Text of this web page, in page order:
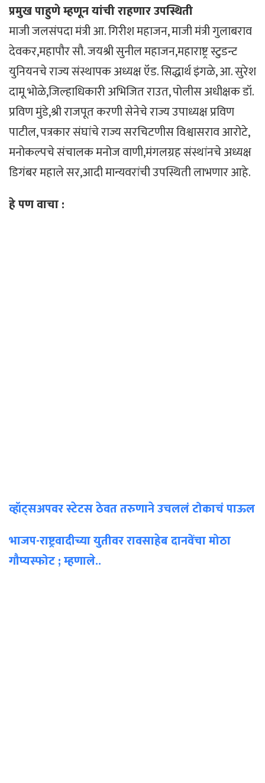
प्रमुख पाहुणे म्हणून यांची राहणार उपस्थिती
माजी जलसंपदा मंत्री आ. गिरीश महाजन, माजी मंत्री गुलाबराव
देवकर,महापौर सौ. जयश्री सुनील महाजन,महाराष्ट्र स्टुडन्ट
युनियनचे राज्य संस्थापक अध्यक्ष ऍड. सिद्धार्थ इंगळे, आ. सुरेश
दामू भोळे,जिल्हाधिकारी अभिजित राउत, पोलीस अधीक्षक डॉ.
प्रविण मुंडे,श्री राजपूत करणी सेनेचे राज्य उपाध्यक्ष प्रविण
पाटील, पत्रकार संघांचे राज्य सरचिटणीस विश्वासराव आरोटे,
मनोकल्पचे संचालक मनोज वाणी,मंगलग्रह संस्थांनचे अध्यक्ष
डिगंबर महाले सर,आदी मान्यवरांची उपस्थिती लाभणार आहे.
हे पण वाचा :
व्हॉट्सअपवर स्टेटस ठेवत तरुणाने उचललं टोकाचं पाऊल
भाजप-राष्ट्रवादीच्या युतीवर रावसाहेब दानवेंचा मोठा
गौप्यस्फोट ; म्हणाले..